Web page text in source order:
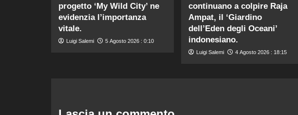
progetto ‘My Wild City’ ne
evidenzia l’importanza
vitale.
Luigi Salemi 5 Agosto 2026 : 0:10
continuano a colpire Raja
Ampat, il ‘Giardino
dell’Eden degli Oceani’
indonesiano.
Luigi Salemi 4 Agosto 2026 : 18:15